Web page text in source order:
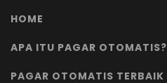
HOME
APA ITU PAGAR OTOMATIS?
PAGAR OTOMATIS TERBAIK